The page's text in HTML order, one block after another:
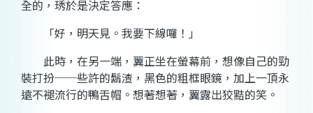
全的，琇於是決定答應：
「好，明天見。我要下線囉！」
此時，在另一端，翼正坐在螢幕前，想像自己的勁
裝打扮──些許的鬍渣，黑色的粗框眼鏡，加上一頂永
遠不褪流行的鴨舌帽。想著想著，翼露出狡黠的笑。